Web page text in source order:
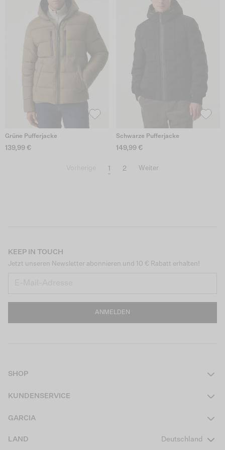
Grüne Pufferjacke
139,99 €
Schwarze Pufferjacke
149,99 €
1 2 Weiter
KEEP IN TOUCH
Jetzt unseren Newsletter abonnieren und 10 € Rabatt erhalten!
ANMELDEN
SHOP
Jungen Teens
KUNDENSERVICE
GARCIA
LAND Deutschland